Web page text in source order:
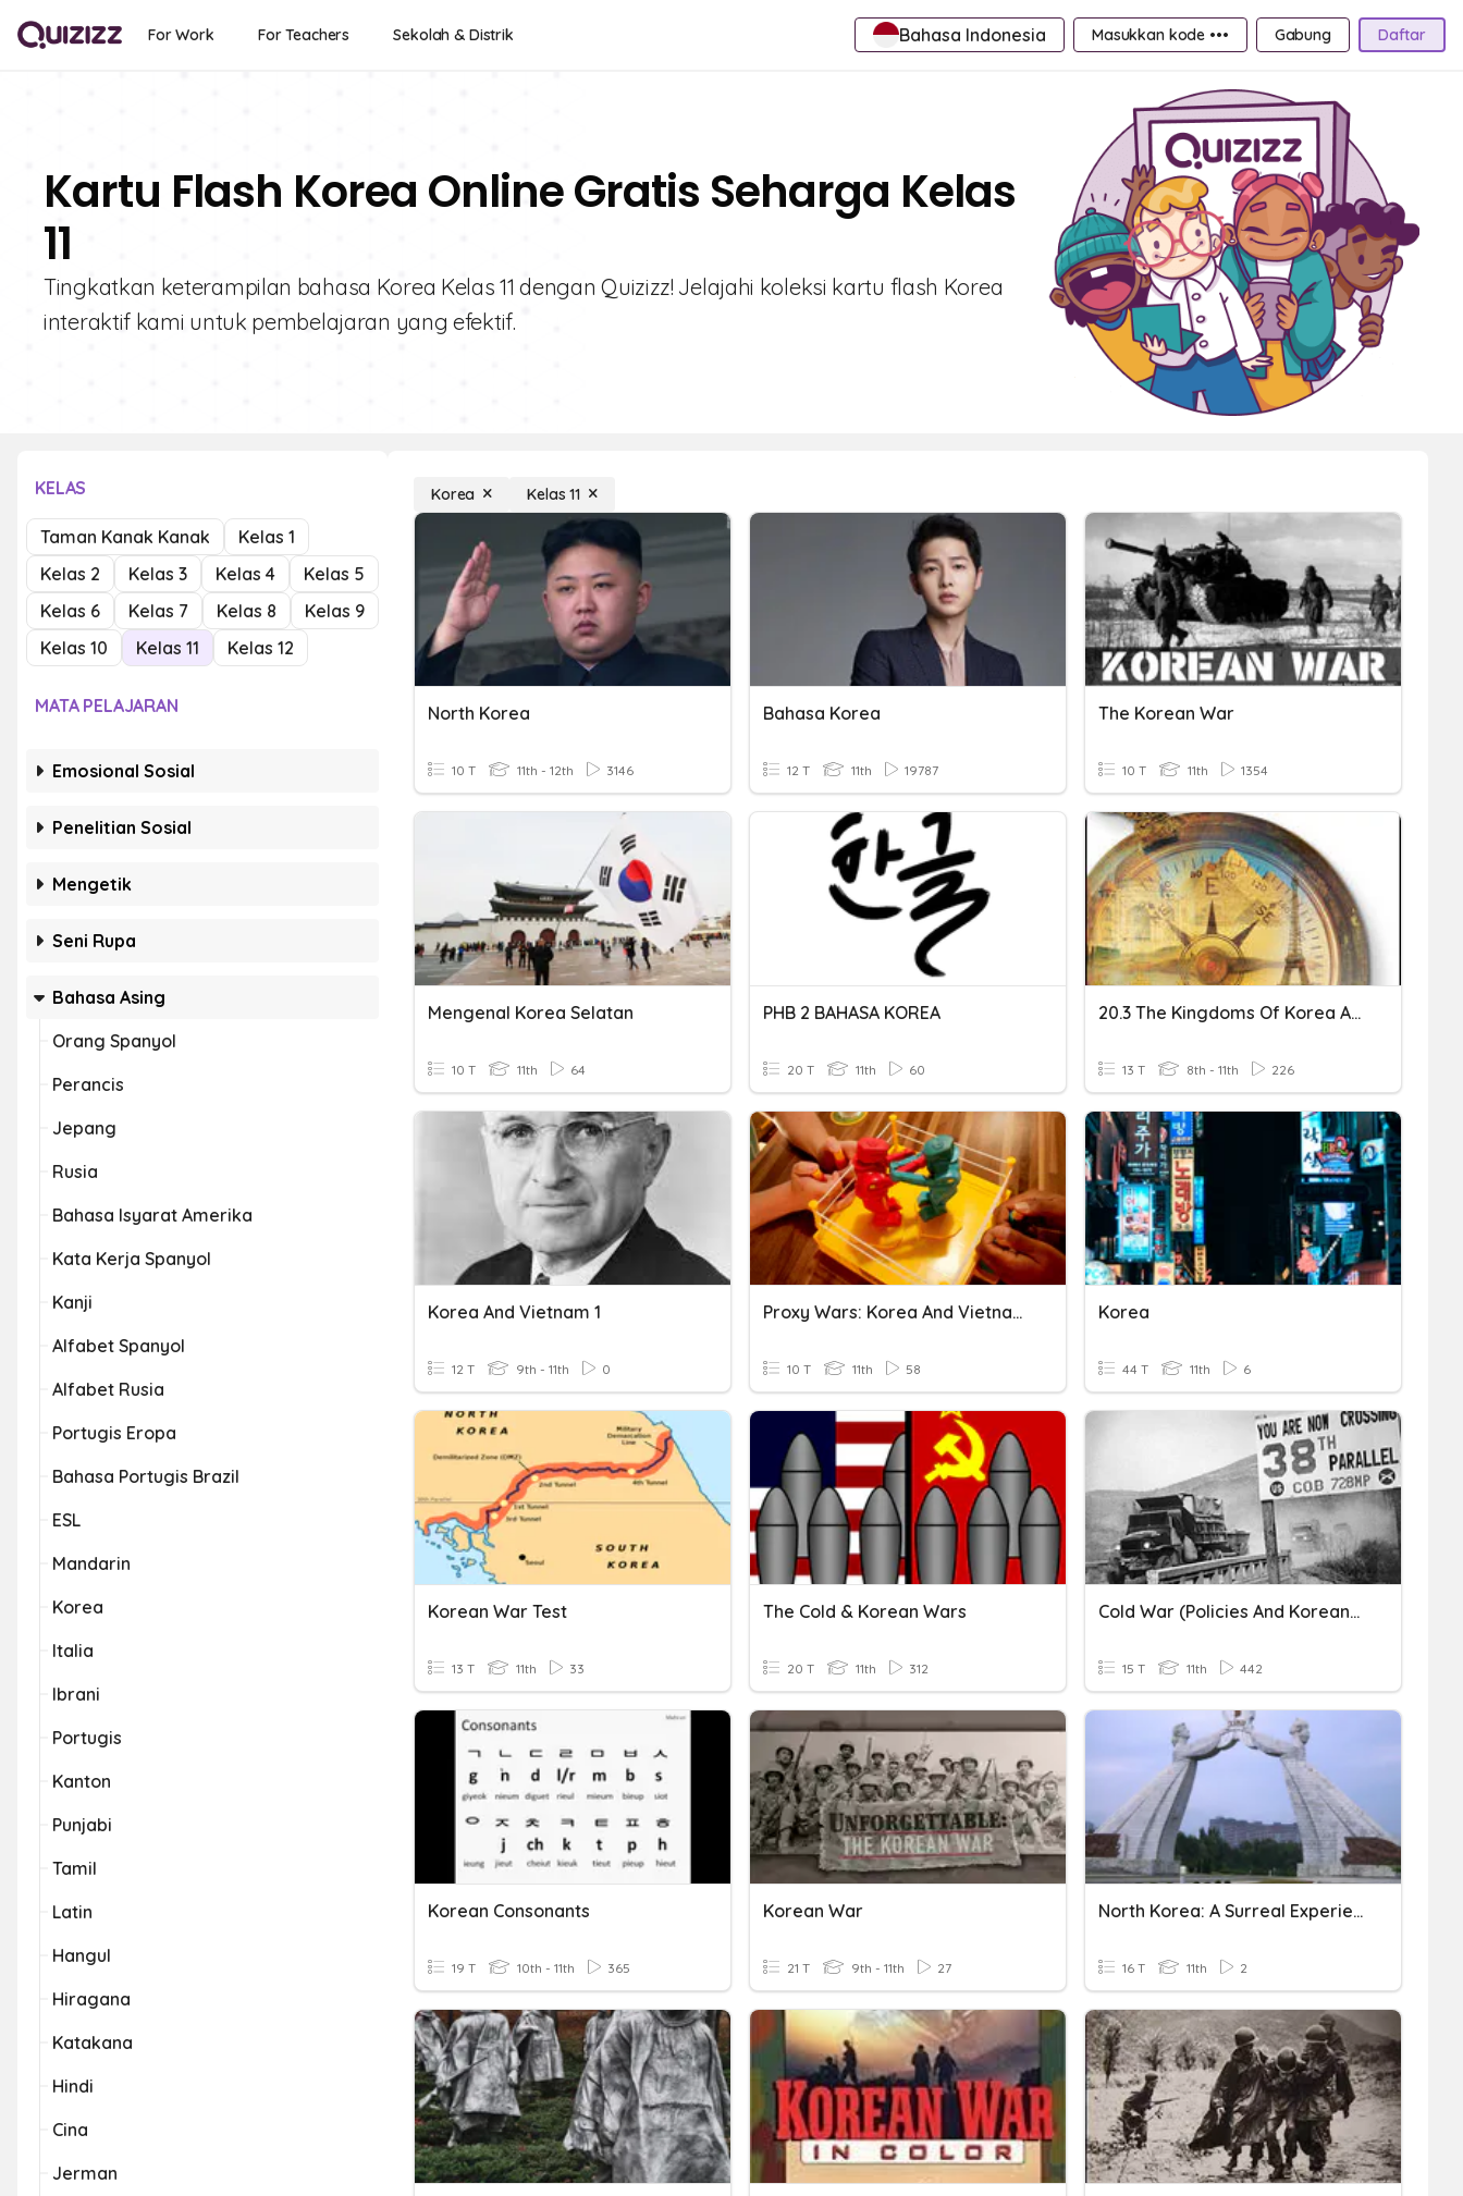
For Work For Teachers Sekolah & Distrik Bahasa Indonesia Masukkan kode ••• Gabung Daftar
Kartu Flash Korea Online Gratis Seharga Kelas
11
Tingkatkan keterampilan bahasa Korea Kelas 11 dengan Quizizz! Jelajahi koleksi kartu flash Korea
interaktif kami untuk pembelajaran yang efektif.
KELAS
Taman Kanak Kanak
Kelas 1
Kelas 2
Kelas 3 Kelas 4
Kelas 5
Kelas 6
Kelas 7 Kelas 8
Kelas 9
Kelas 10
Kelas 11 Kelas 12
MATA PELAJARAN
Emosional Sosial
Penelitian Sosial
Mengetik
Seni Rupa
Bahasa Asing
Orang Spanyol
Perancis
Jepang
Rusia
Bahasa Isyarat Amerika
Kata Kerja Spanyol
Kanji
Alfabet Spanyol
Alfabet Rusia
Portugis Eropa
Bahasa Portugis Brazil
ESL
Mandarin
Korea
Italia
Ibrani
Portugis
Kanton
Punjabi
Tamil
Latin
Hangul
Hiragana
Katakana
Hindi
Cina
Jerman
Korea Kelas 11
North Korea
10 T 11th - 12th 3146
Bahasa Korea
12 T 11th 19787
The Korean War
10 T 11th 1354
Mengenal Korea Selatan
10 T 11th 64
PHB 2 BAHASA KOREA
20 T 11th 60
20.3 The Kingdoms Of Korea And Southeast Asia
13 T 8th - 11th 226
Korea And Vietnam 1
12 T 9th - 11th 0
Proxy Wars: Korea And Vietnam
10 T 11th 58
Korea
44 T 11th 6
Korean War Test
13 T 11th 33
The Cold & Korean Wars
20 T 11th 312
Cold War (Policies And Korean War)
15 T 11th 442
Korean Consonants
19 T 10th - 11th 365
Korean War
21 T 9th - 11th 27
North Korea: A Surreal Experience
16 T 11th 2